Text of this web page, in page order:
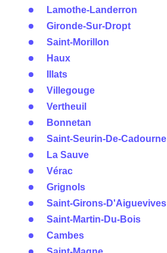
Lamothe-Landerron
Gironde-Sur-Dropt
Saint-Morillon
Haux
Illats
Villegouge
Vertheuil
Bonnetan
Saint-Seurin-De-Cadourne
La Sauve
Vérac
Grignols
Saint-Girons-D'Aiguevives
Saint-Martin-Du-Bois
Cambes